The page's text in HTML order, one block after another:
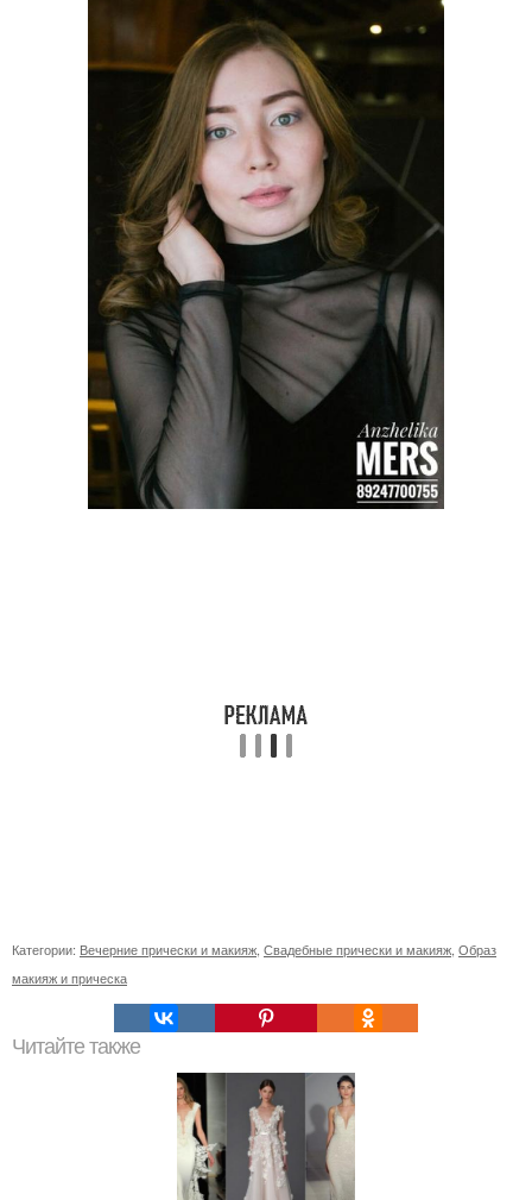
Категории: Вечерние прически и макияж Свадебные прически и макияж Образ
макияж и прическа
Читайте также